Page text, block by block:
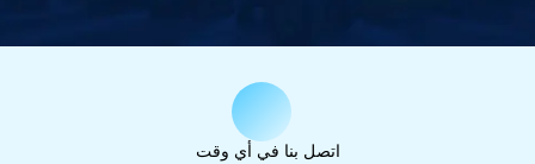
اتصل بنا في أي وقت